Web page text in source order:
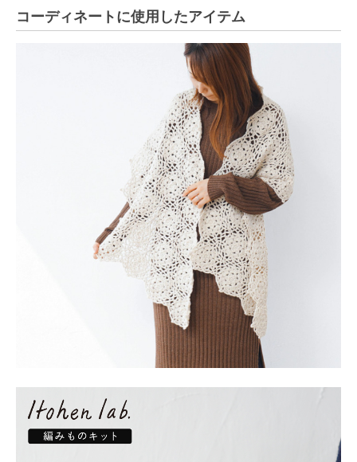
コーディネートに使用したアイテム